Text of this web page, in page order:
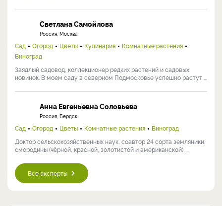
Светлана Самойлова
Россия, Москва
Сад Огород Цветы Кулинария
Комнатные растения
Виноград
Заядлый садовод, коллекционер редких растений и садовых
новинок. В моем саду в северном Подмосковье успешно растут ...
Анна Евгеньевна Соловьева
Россия, Бердск
Сад Огород Цветы Комнатные растения
Виноград
Доктор сельскохозяйственных наук, соавтор 24 сорта земляники,
смородины (чёрной, красной, золотистой и американской), ...
Все эксперты